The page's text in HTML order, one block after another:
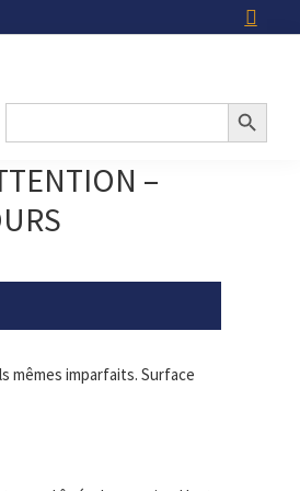
Search Search Button
–
mêmes imparfaits. Surface